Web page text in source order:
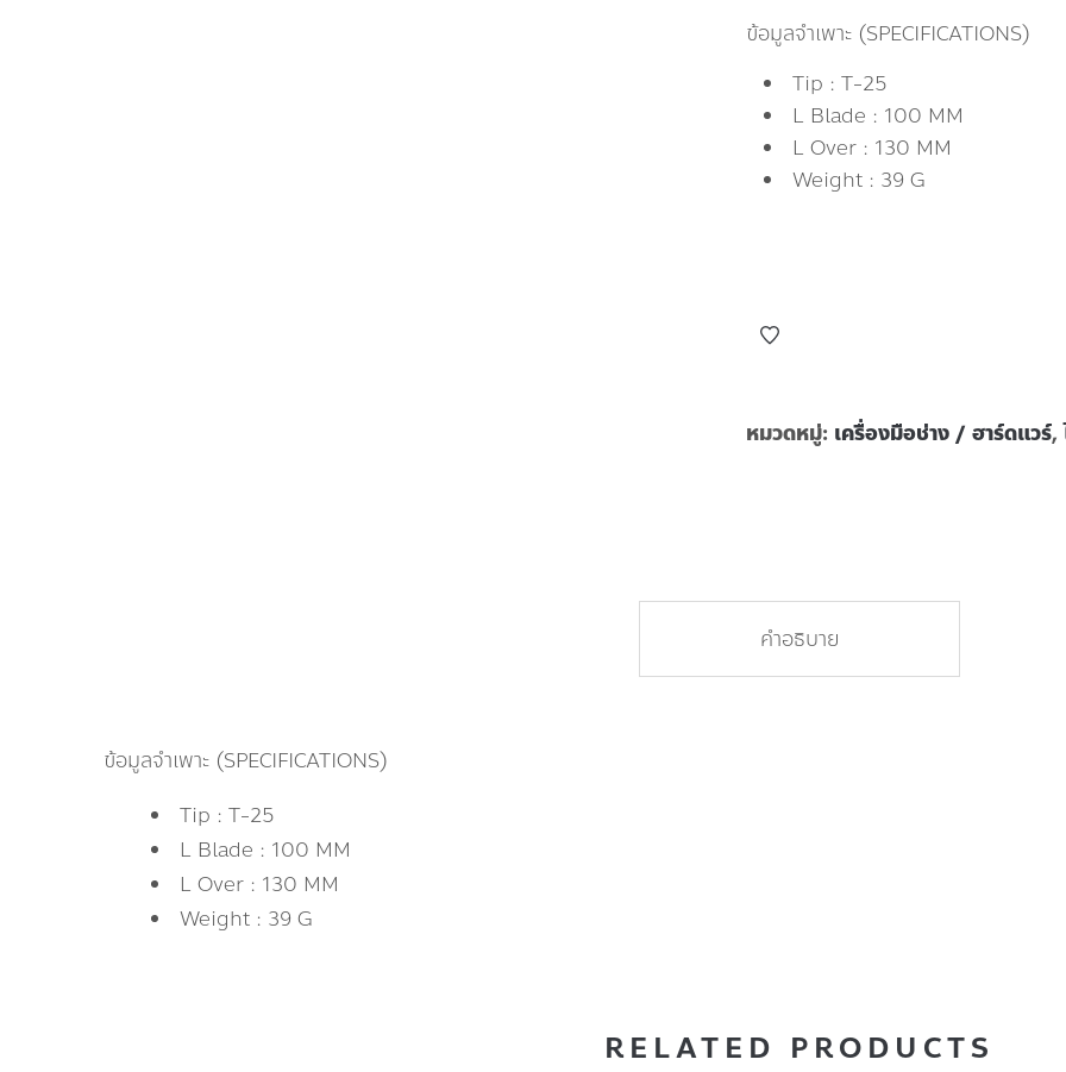
ข้อมูลจำเพาะ (SPECIFICATIONS)
Tip : T-25
L Blade : 100 MM
L Over : 130 MM
Weight : 39 G
หมวดหมู่: เครื่องมือช่าง / ฮาร์ดแวร์,
คำอธิบาย
ข้อมูลจำเพาะ (SPECIFICATIONS)
Tip : T-25
L Blade : 100 MM
L Over : 130 MM
Weight : 39 G
RELATED PRODUCTS